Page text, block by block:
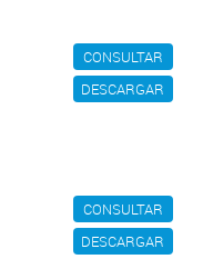
CONSULTAR
DESCARGAR
CONSULTAR
DESCARGAR